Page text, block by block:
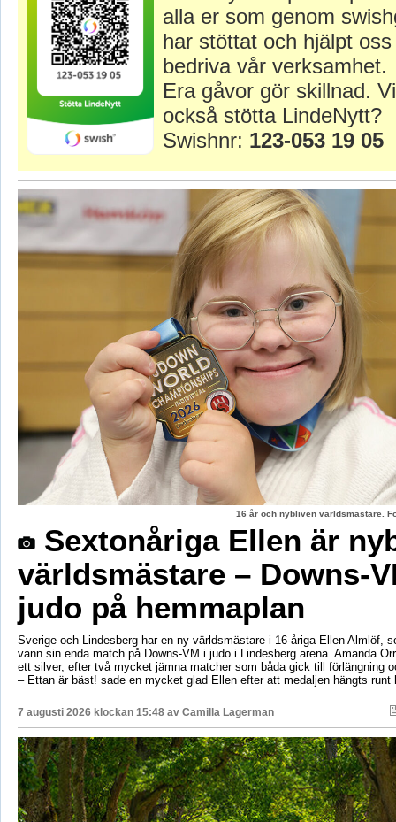
alla er som genom
har stöttat och hjälpt
bedriva vår verksamhet.
Era gåvor gör skillnad.
också stötta LindeNytt?
Swishnr: 123-053 19 05
16 år och nybliven världsmästare.
Sextonåriga Ellen är
världsmästare – Downs-
judo på hemmaplan
Sverige och Lindesberg har en ny världsmästare i 16-åriga Ellen Almlöf,
vann sin enda match på Downs-VM i judo i Lindesberg arena. Amanda
ett silver, efter två mycket jämna matcher som båda gick till förlängning
– Ettan är bäst! sade en mycket glad Ellen efter att medaljen hängts runt
7 augusti 2026 klockan 15:48 av Camilla Lagerman